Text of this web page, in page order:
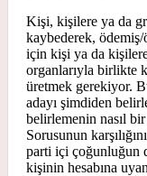
Kişi, kişilere ya da
kaybederek,
için kişi ya da
organlarıyla birlikte
üretmek gerekiyor.
adayı şimdiden
belirlemenin nasıl
Sorusunun
parti içi çoğunluğun
kişinin hesabına